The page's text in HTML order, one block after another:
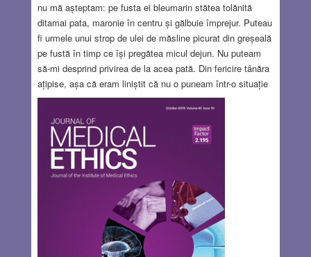
nu mă așteptam: pe fusta ei bleumarin stătea tolănită
ditamai pata, maronie în centru și gălbuie împrejur. Puteau
fi urmele unui strop de ulei de măsline picurat din greșeală
pe fustă în timp ce își pregătea micul dejun. Nu puteam
să-mi desprind privirea de la acea pată. Din fericire tânăra
ațipise, așa că eram liniștit că nu o puneam într-o situație
neplăcută cu privirea mea insistentă. Într-atât îmi era
fixată privirea pe pată, încât Moș Ene a pus stăpânire pe
genele mele și am adormit din nou, într-un fel de auto-
hipnoză din care orice voce stridentă mă putea trezi. Dar
nu am fost trezit.
Read more…
20 COMMENTS